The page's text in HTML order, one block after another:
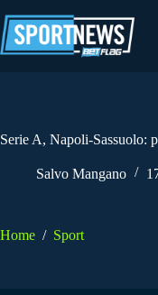
al
contenuto
Serie A, Napoli-Sassuolo:
Salvo Mangano
Home / Sport